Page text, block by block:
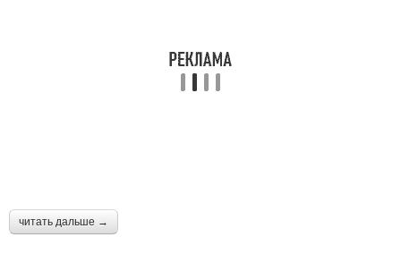
читать дальше →